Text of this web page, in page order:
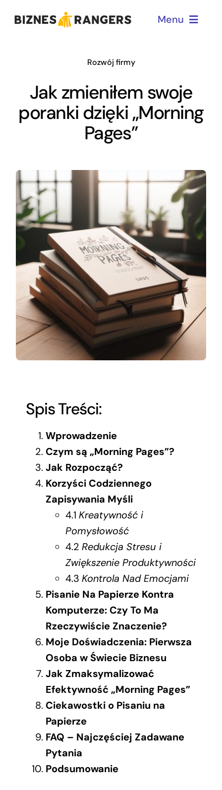
Menu
Dla menadżerów
Dla przedsiębiorców
O mnie
Blog
Kontakt
YouTube
Rozwój firmy
Jak zmieniłem swoje
poranki dzięki „Morning
Pages”
Spis Treści:
Wprowadzenie
Czym są „Morning Pages”?
Jak Rozpocząć?
Korzyści Codziennego
Zapisywania Myśli
4.1 Kreatywność i
Pomysłowość
4.2 Redukcja Stresu i
Zwiększenie Produktywności
4.3 Kontrola Nad Emocjami
Pisanie Na Papierze Kontra
Komputerze: Czy To Ma
Rzeczywiście Znaczenie?
Moje Doświadczenia: Pierwsza
Osoba w Świecie Biznesu
Jak Zmaksymalizować
Efektywność „Morning Pages”
Ciekawostki o Pisaniu na
Papierze
FAQ – Najczęściej Zadawane
Pytania
Podsumowanie